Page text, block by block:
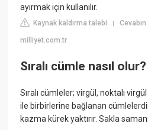
ayırmak için kullanılır.
Kaynak kaldırma talebi |
milliyet.com.tr
Sıralı cümle nasıl olur?
Sıralı cümleler; virgül, noktalı
ile birbirlerine bağlanan
kazma kürek yaktırır. Sakla